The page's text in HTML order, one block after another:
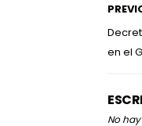
en el
No